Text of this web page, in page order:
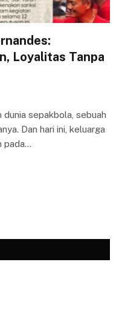
Loyalitas Tanpa
sepakbola, sebuah
Dan hari ini, keluarga
pada…